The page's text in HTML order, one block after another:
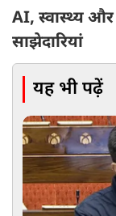
AI, स्वास्थ्य और
साझेदारियां
यह भी पढ़ें